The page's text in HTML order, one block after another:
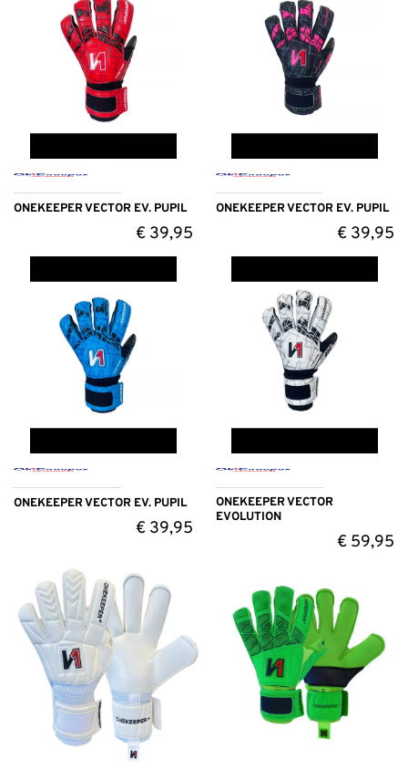
ONEKEEPER VECTOR EV. PUPIL
€39,95
ONEKEEPER VECTOR EV. PUPIL
€ 39,95
ONEKEEPER VECTOR EV. PUPIL
€39,95
ONEKEEPER VECTOR
EVOLUTION
€ 59,95